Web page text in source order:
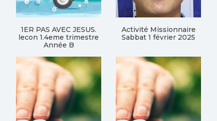
1ER PAS AVEC JESUS.
lecon 1.4eme trimestre
Année B
Activité Missionnaire
Sabbat 1 février 2025